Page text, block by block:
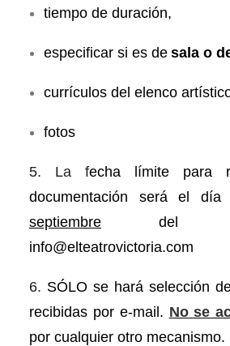
tiempo de duración,
especificar si es de sala o
currículos del elenco
fotos
5. La fecha límite para
documentación será el día
septiembre del
info@elteatrovictoria.com
6. SÓLO se hará selección
recibidas por e-mail. No se
por cualquier otro mecanismo.